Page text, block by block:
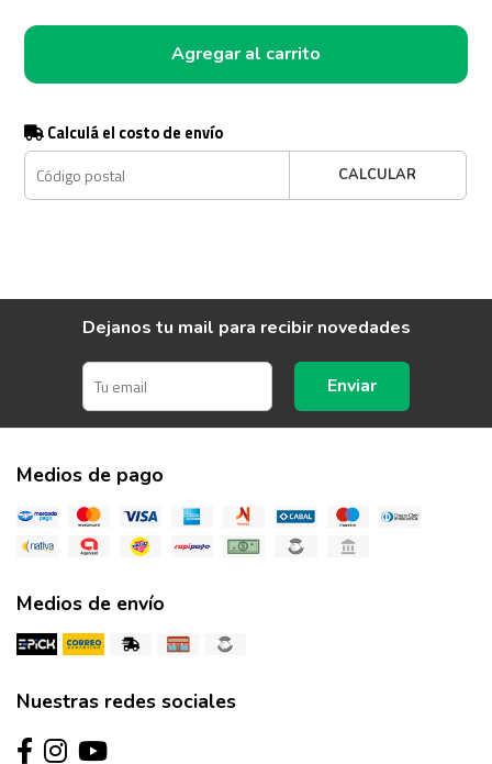
Agregar al carrito
Calculá el costo de envío
CALCULAR
Dejanos tu mail para recibir novedades
Enviar
Medios de pago
Medios de envío
Nuestras redes sociales